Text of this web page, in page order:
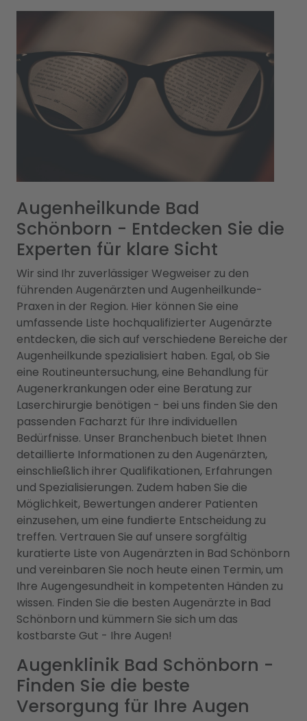
Augenheilkunde Bad
Schönborn - Entdecken Sie die
Experten für klare Sicht
Wir sind Ihr zuverlässiger Wegweiser zu den
führenden Augenärzten und Augenheilkunde-
Praxen in der Region. Hier können Sie eine
umfassende Liste hochqualifizierter Augenärzte
entdecken, die sich auf verschiedene Bereiche der
Augenheilkunde spezialisiert haben. Egal, ob Sie
eine Routineuntersuchung, eine Behandlung für
Augenerkrankungen oder eine Beratung zur
Laserchirurgie benötigen - bei uns finden Sie den
passenden Facharzt für Ihre individuellen
Bedürfnisse. Unser Branchenbuch bietet Ihnen
detaillierte Informationen zu den Augenärzten,
einschließlich ihrer Qualifikationen, Erfahrungen
und Spezialisierungen. Zudem haben Sie die
Möglichkeit, Bewertungen anderer Patienten
einzusehen, um eine fundierte Entscheidung zu
treffen. Vertrauen Sie auf unsere sorgfältig
kuratierte Liste von Augenärzten in Bad Schönborn
und vereinbaren Sie noch heute einen Termin, um
Ihre Augengesundheit in kompetenten Händen zu
wissen. Finden Sie die besten Augenärzte in Bad
Schönborn und kümmern Sie sich um das
kostbarste Gut - Ihre Augen!
Augenklinik Bad Schönborn -
Finden Sie die beste
Versorgung für Ihre Augen